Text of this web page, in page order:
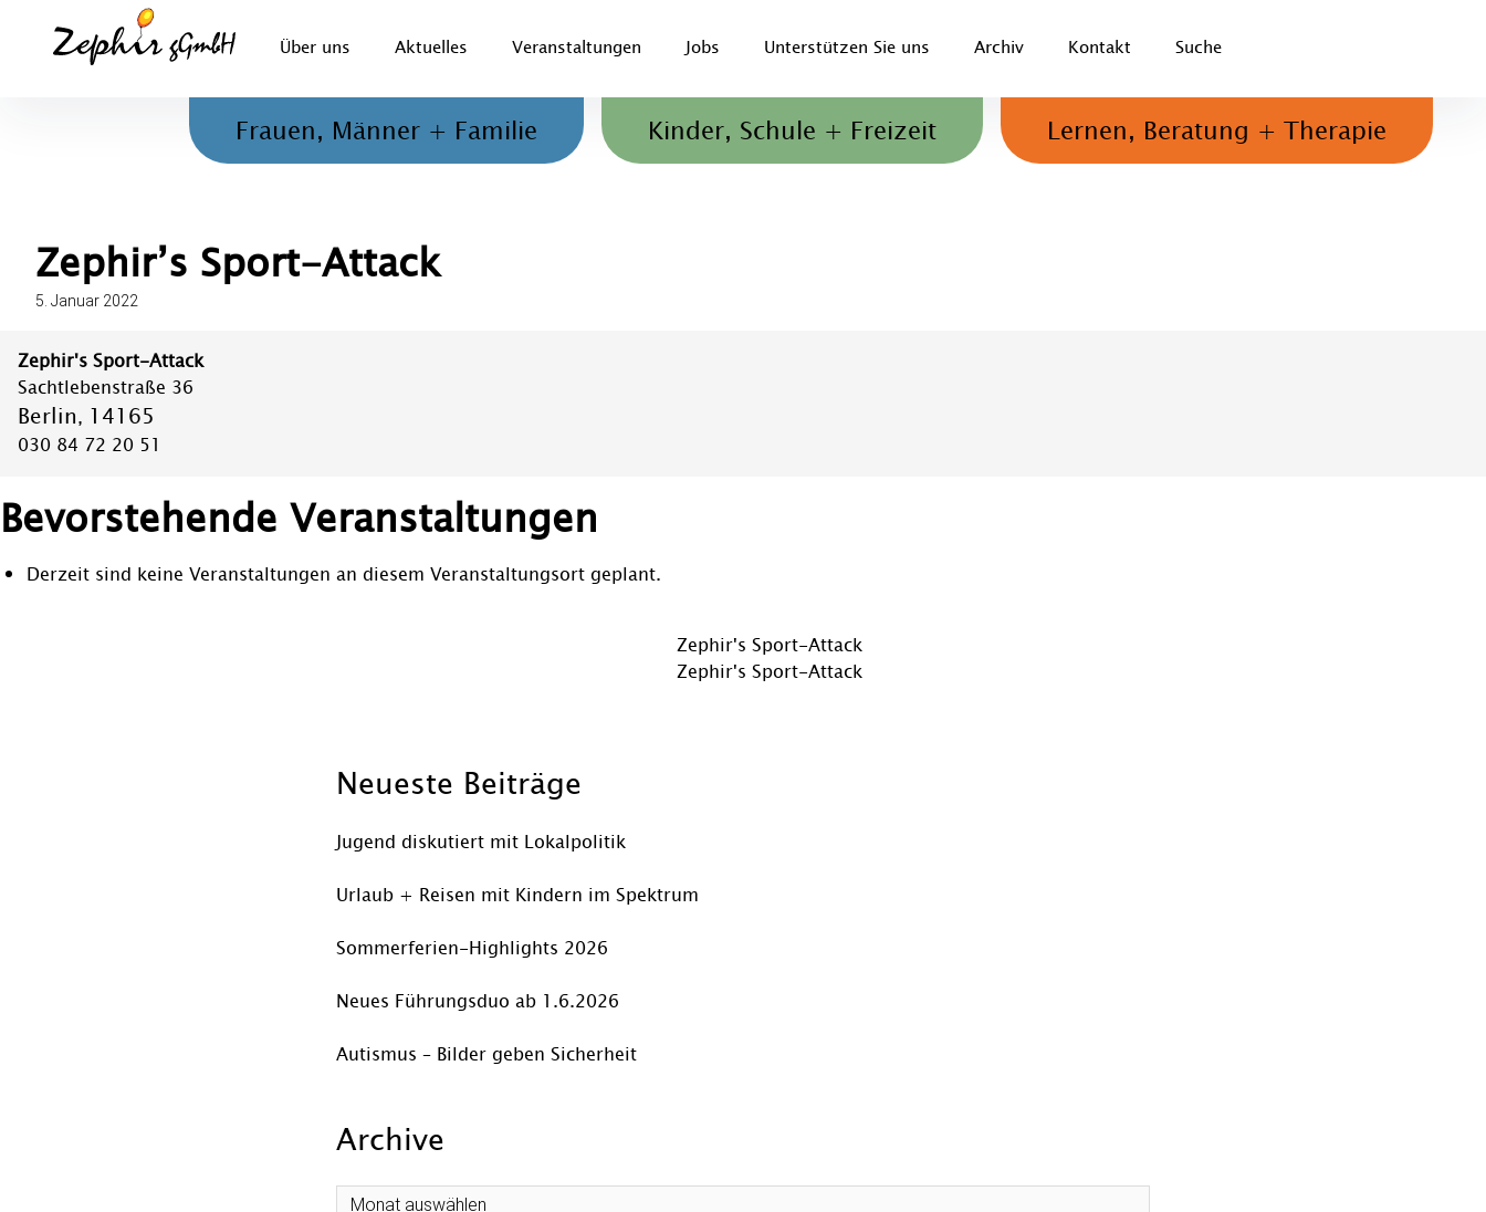
überspringen
Zephir gGmbH
Beratung, Therapie und ambulante Hilfen für Kinder, Jugendliche und Familien
Über uns Aktuelles Veranstaltungen Jobs Unterstützen Sie uns Archiv Kontakt Suche
Frauen, Männer + Familie Kinder, Schule + Freizeit Lernen, Beratung + Therapie
Zephir’s Sport-Attack
5. Januar 2022
Zephir's Sport-Attack
Sachtlebenstraße 36
Berlin, 14165
030 84 72 20 51
Bevorstehende Veranstaltungen
Derzeit sind keine Veranstaltungen an diesem Veranstaltungsort geplant.
Vorheriger
Beitrag
Zephir's Sport-Attack
Nächster
Zephir's Sport-Attack
Neueste Beiträge
Jugend diskutiert mit Lokalpolitik
Urlaub + Reisen mit Kindern im Spektrum
Sommerferien-Highlights 2026
Neues Führungsduo ab 1.6.2026
Autismus – Bilder geben Sicherheit
Archive
Archive